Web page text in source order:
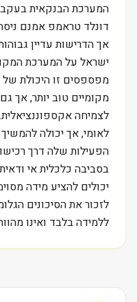
דונלד טראמפ אמנם
אך הדרישות עדיין
ישראל על המערכת
מפספסים זו היכולת של
מקומיים טוב יותר, אך
לאומי, אך יכולה
הפעילות שלה דרך
בסביבה כלכלית אי
יכולים להציע מידה
לזכור את הסיכונים
ללמידה בלבד ואינו